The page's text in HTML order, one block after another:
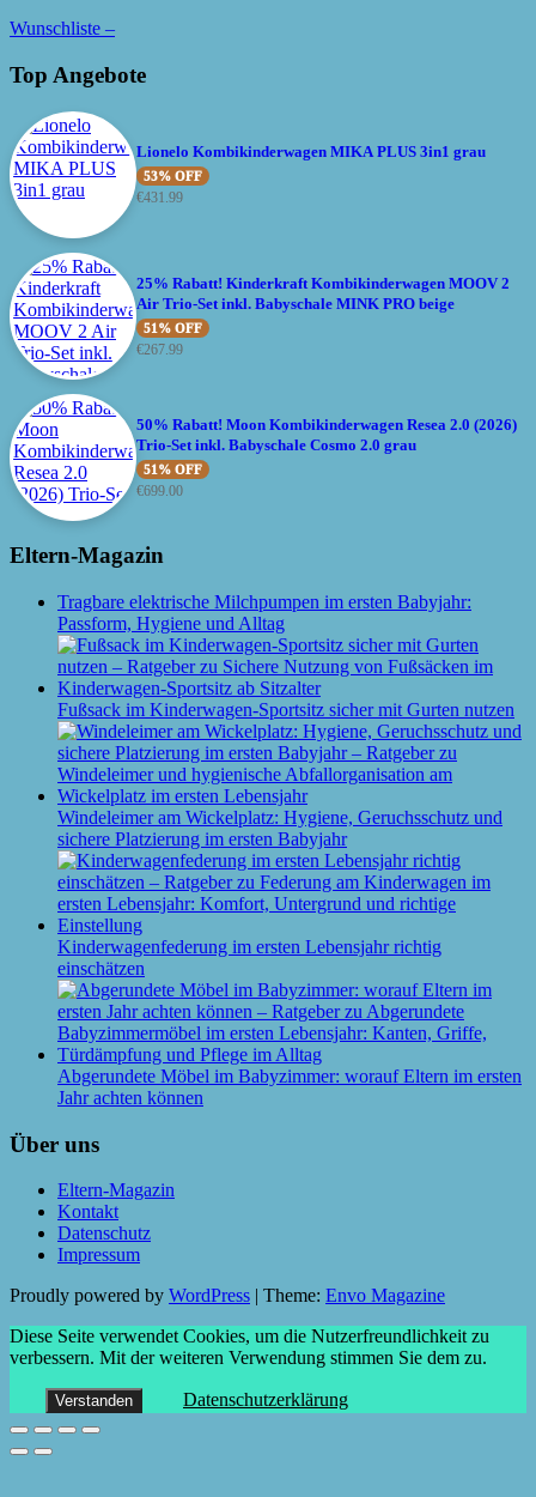
Wunschliste –
Top Angebote
Lionelo Kombikinderwagen MIKA PLUS 3in1 grau
53% OFF
€431.99
25% Rabatt! Kinderkraft Kombikinderwagen MOOV 2
Air Trio-Set inkl. Babyschale MINK PRO beige
51% OFF
€267.99
50% Rabatt! Moon Kombikinderwagen Resea 2.0 (2026)
Trio-Set inkl. Babyschale Cosmo 2.0 grau
51% OFF
€699.00
Eltern-Magazin
Tragbare elektrische Milchpumpen im ersten Babyjahr:
Passform, Hygiene und Alltag
Fußsack im Kinderwagen-Sportsitz sicher mit Gurten nutzen
Windeleimer am Wickelplatz: Hygiene, Geruchsschutz und
sichere Platzierung im ersten Babyjahr
Kinderwagenfederung im ersten Lebensjahr richtig
einschätzen
Abgerundete Möbel im Babyzimmer: worauf Eltern im ersten
Jahr achten können
Über uns
Eltern-Magazin
Kontakt
Datenschutz
Impressum
Proudly powered by WordPress Theme: Envo Magazine
Diese Seite verwendet Cookies, um die Nutzerfreundlichkeit zu
verbessern. Mit der weiteren Verwendung stimmen Sie dem zu.
Verstanden Datenschutzerklärung